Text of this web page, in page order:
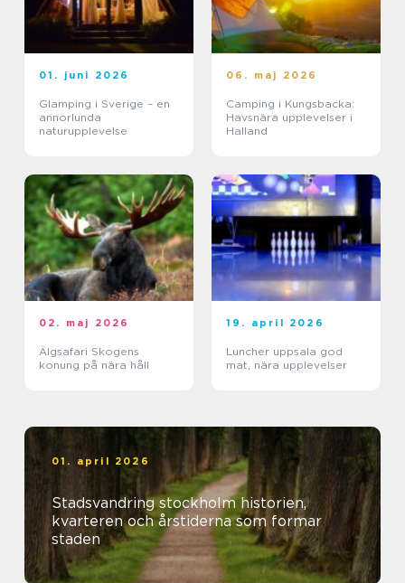
01. juni 2026
Glamping i Sverige – en
annorlunda
naturupplevelse
06. maj 2026
Camping i Kungsbacka:
Havsnära upplevelser i
Halland
02. maj 2026
Älgsafari Skogens
konung på nära håll
19. april 2026
Luncher uppsala god
mat, nära upplevelser
01. april 2026
Stadsvandring stockholm historien,
kvarteren och årstiderna som formar
staden